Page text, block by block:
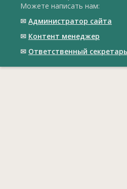
Можете написать нам:
✉ Администратор сайта
✉ Контент менеджер
✉ Ответственный cекретарь